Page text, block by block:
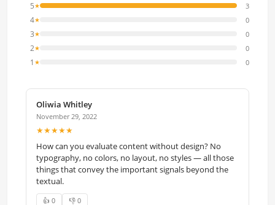
5★ 3
4★ 0
3★ 0
2★ 0
1 ★ 0
Oliwia Whitley
November 29, 2022
★★★★★
How can you evaluate content without design? No
typography, no colors, no layout, no styles — all those
things that convey the important signals beyond the
textual.
👍 0 👎 0